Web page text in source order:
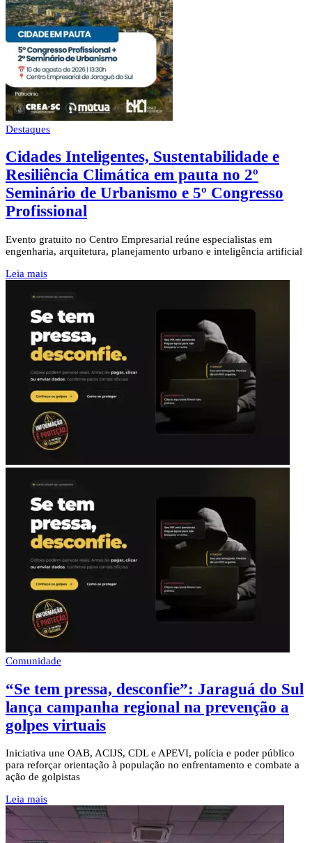
Destaques
Cidades Inteligentes, Sustentabilidade e
Resiliência Climática em pauta no 2º
Seminário de Urbanismo e 5º Congresso
Profissional
Evento gratuito no Centro Empresarial reúne especialistas em
engenharia, arquitetura, planejamento urbano e inteligência artificial
Leia mais
Comunidade
“Se tem pressa, desconfie”: Jaraguá do Sul
lança campanha regional na prevenção a
golpes virtuais
Iniciativa une OAB, ACIJS, CDL e APEVI, polícia e poder público
para reforçar orientação à população no enfrentamento e combate a
ação de golpistas
Leia mais